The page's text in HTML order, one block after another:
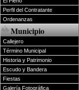
Perfil del Contratante
Ordenanzas
Municipio
Callejero
Término Municipal
Historia y Patrimonio
Escudo y Bandera
Fiestas
Galería Fotográfica